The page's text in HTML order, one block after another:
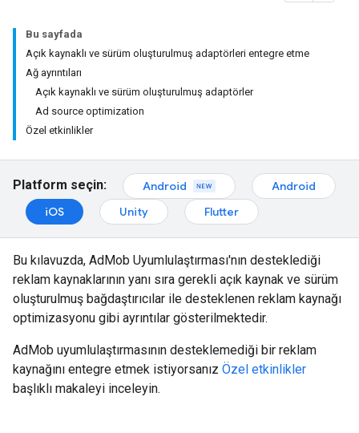
Bu sayfada
Açık kaynaklı ve sürüm oluşturulmuş adaptörleri entegre etme
Ağ ayrıntıları
Açık kaynaklı ve sürüm oluşturulmuş adaptörler
Ad source optimization
Özel etkinlikler
Platform seçin: Android
Android
iOS
Unity Flutter
Bu kılavuzda, AdMob Uyumlulaştırması'nın desteklediği
reklam kaynaklarının yanı sıra gerekli açık kaynak ve sürüm
oluşturulmuş bağdaştırıcılar ile desteklenen reklam kaynağı
optimizasyonu gibi ayrıntılar gösterilmektedir.
AdMob uyumlulaştırmasının desteklemediği bir reklam
kaynağını entegre etmek istiyorsanız Özel etkinlikler
başlıklı makaleyi inceleyin.